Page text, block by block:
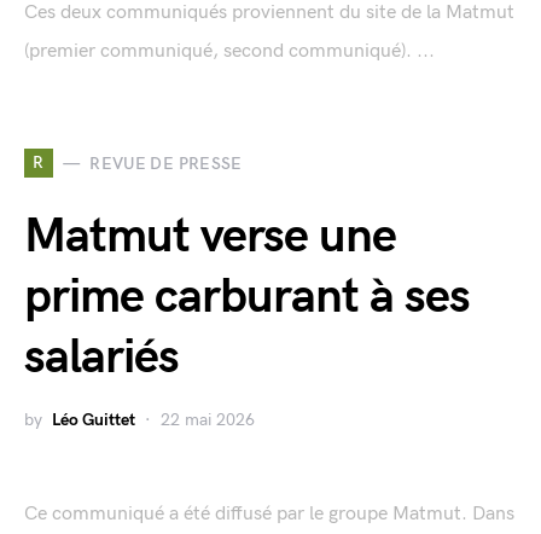
Ces deux communiqués proviennent du site de la Matmut
(premier communiqué, second communiqué). ...
R REVUE DE PRESSE
Matmut verse une
prime carburant à ses
salariés
by Léo Guittet 22 mai 2026
Ce communiqué a été diffusé par le groupe Matmut. Dans